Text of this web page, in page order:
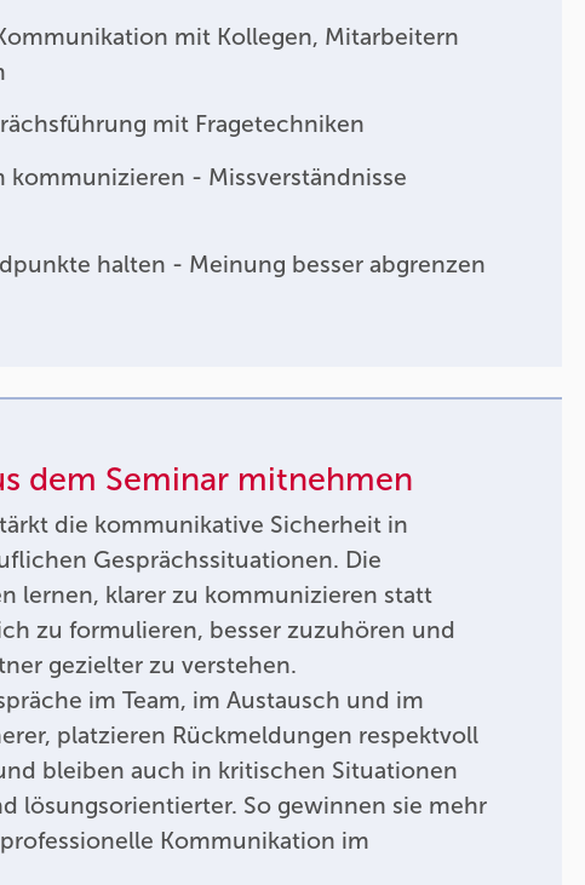
mit Kollegen, Mitarbeitern
mit Fragetechniken
kommunizieren - Missverständnisse
halten - Meinung besser abgrenzen
dem Seminar mitnehmen
die kommunikative Sicherheit in
Gesprächssituationen. Die
lernen, klarer zu kommunizieren statt
zu formulieren, besser zuzuhören und
gezielter zu verstehen.
im Team, im Austausch und im
platzieren Rückmeldungen respektvoll
bleiben auch in kritischen Situationen
lösungsorientierter. So gewinnen sie mehr
Kommunikation im